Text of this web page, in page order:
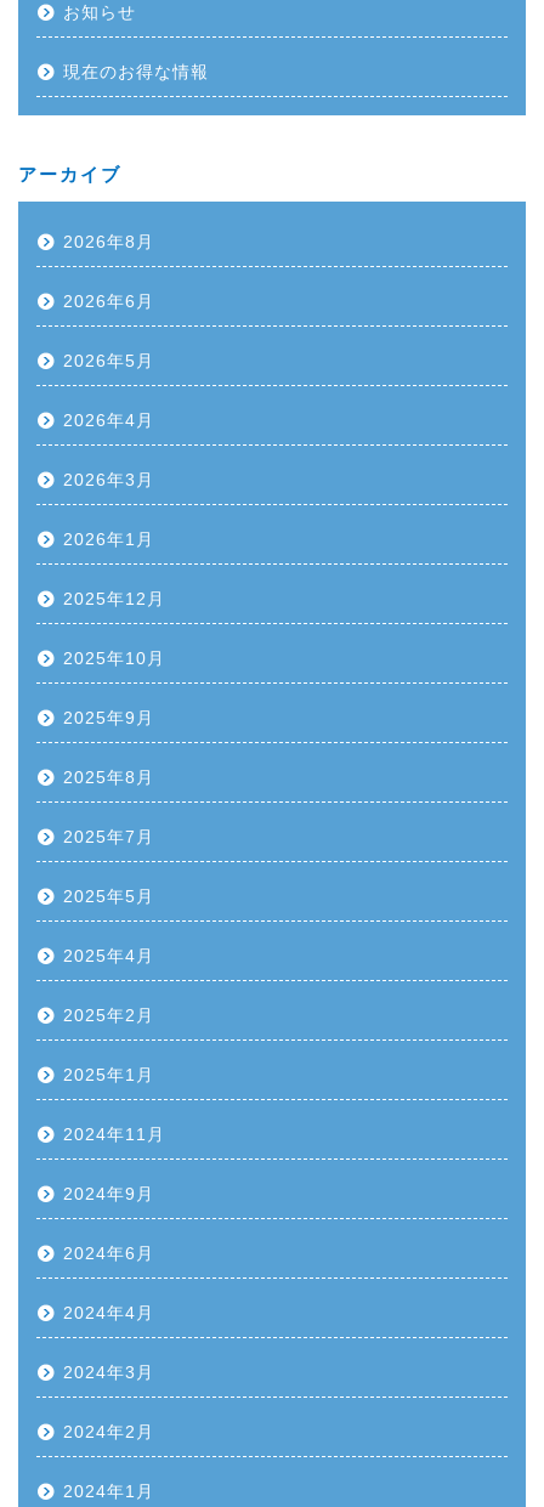
お知らせ
現在のお得な情報
アーカイブ
2026年8月
2026年6月
2026年5月
2026年4月
2026年3月
2026年1月
2025年12月
2025年10月
2025年9月
2025年8月
2025年7月
2025年5月
2025年4月
2025年2月
2025年1月
2024年11月
2024年9月
2024年6月
2024年4月
2024年3月
2024年2月
2024年1月